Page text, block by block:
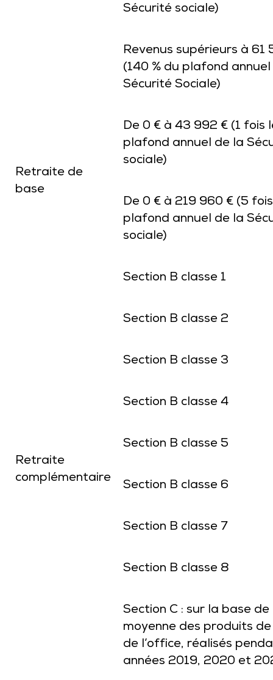
Sécurité sociale)
Revenus supérieurs à 61
(140 % du plafond
Sécurité Sociale)
Retraite de
base
De 0 € à 43 992 € (1 fois
plafond annuel de la
sociale)
De 0 € à 219 960 € (5
plafond annuel de la
sociale)
Retraite
complémentaire
Section B classe 1
Section B classe 2
Section B classe 3
Section B classe 4
Section B classe 5
Section B classe 6
Section B classe 7
Section B classe 8
Section C : sur la base de
moyenne des produits
de l’office, réalisés
années 2019, 2020 et